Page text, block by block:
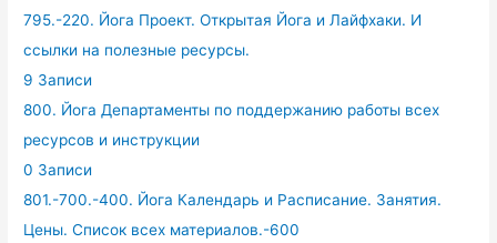
795.-220. Йога Проект. Открытая Йога и Лайфхаки. И
ссылки на полезные ресурсы.
9 Записи
800. Йога Департаменты по поддержанию работы всех
ресурсов и инструкции
0 Записи
801.-700.-400. Йога Календарь и Расписание. Занятия.
Цены. Список всех материалов.-600